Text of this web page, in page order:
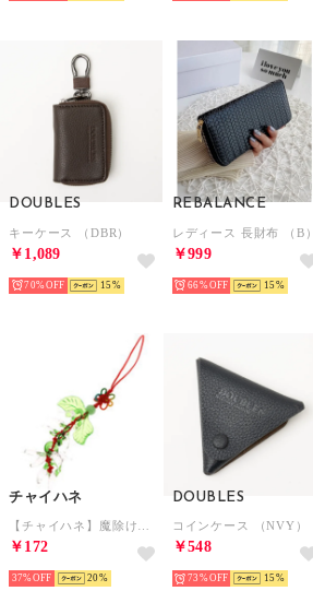
DOUBLES
キーケース （DBR）
￥1,089
70% 15
REBALANCE
レディース 長財布 （B）
￥999
66% 15
チャイハネ
￥172
37% 20
DOUBLES
コインケース （NVY）
￥548
73% 15